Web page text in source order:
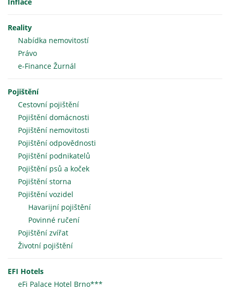
Reality
Nabídka nemovitostí
Právo
e-Finance Žurnál
Pojištění
Cestovní pojištění
Pojištění domácnosti
Pojištění nemovitosti
Pojištění odpovědnosti
Pojištění podnikatelů
Pojištění psů a koček
Pojištění storna
Pojištění vozidel
Havarijní pojištění
Povinné ručení
Pojištění zvířat
Životní pojištění
EFI Hotels
eFi Palace Hotel Brno***